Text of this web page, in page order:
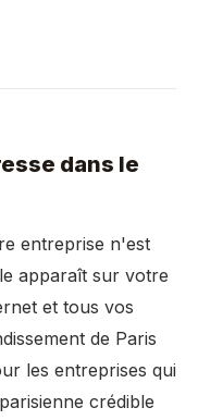
dans le
entreprise n'est
apparaît sur votre
et tous vos
de Paris
les entreprises qui
crédible